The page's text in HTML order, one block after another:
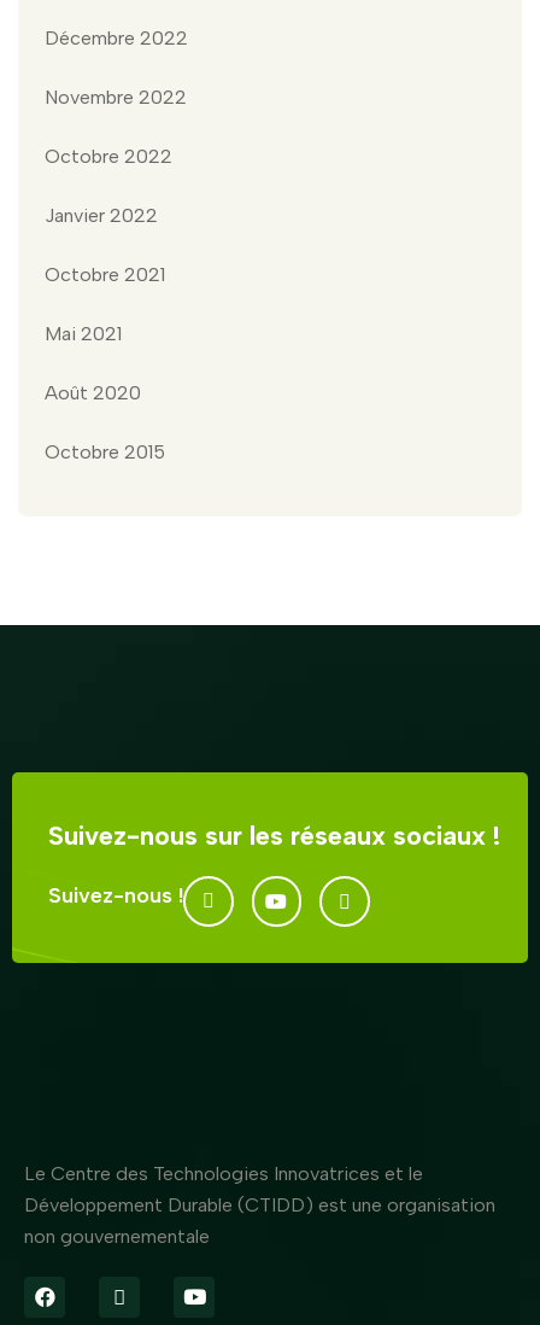
Décembre 2022
Novembre 2022
Octobre 2022
Janvier 2022
Octobre 2021
Mai 2021
Août 2020
Octobre 2015
Suivez-nous sur les réseaux sociaux !
Suivez-nous !
Le Centre des Technologies Innovatrices et le
Développement Durable (CTIDD) est une organisation
non gouvernementale